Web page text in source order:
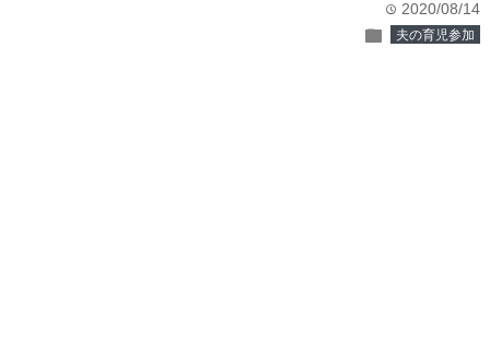
time 2020/08/14
folder 夫の育児参加